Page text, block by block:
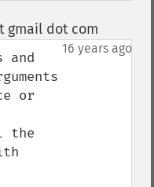
gmail dot com
16 years ago
or
the